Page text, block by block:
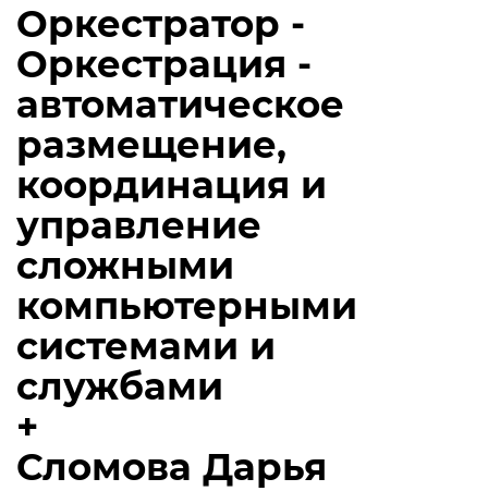
Оркестратор -
Оркестрация -
автоматическое
размещение,
координация и
управление
сложными
компьютерными
системами и
службами
+
Сломова Дарья